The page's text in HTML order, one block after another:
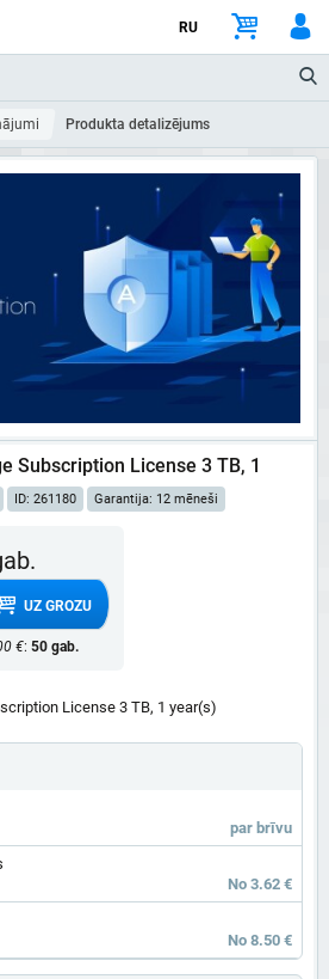
RU
Produkta detalizējums
Subscription License 3 TB, 1
ID: 261180 Garantija: 12 mēneši
UZ GROZU
€: 50 gab.
License 3 TB, 1 year(s)
par brīvu
No 3.62 €
No 8.50 €